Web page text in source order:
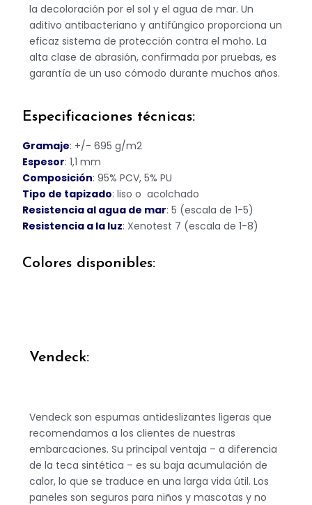
la decoloración por el sol y el agua de mar. Un
aditivo antibacteriano y antifúngico proporciona un
eficaz sistema de protección contra el moho. La
alta clase de abrasión, confirmada por pruebas, es
garantía de un uso cómodo durante muchos años.
Especificaciones técnicas:
Gramaje: +/- 695 g/m2
Espesor: 1,1 mm
Composición: 95% PCV, 5% PU
Tipo de tapizado: liso o acolchado
Resistencia al agua de mar: 5 (escala de 1-5)
Resistencia a la luz: Xenotest 7 (escala de 1-8)
Colores disponibles:
Vendeck:
Vendeck son espumas antideslizantes ligeras que
recomendamos a los clientes de nuestras
embarcaciones. Su principal ventaja – a diferencia
de la teca sintética – es su baja acumulación de
calor, lo que se traduce en una larga vida útil. Los
paneles son seguros para niños y mascotas y no